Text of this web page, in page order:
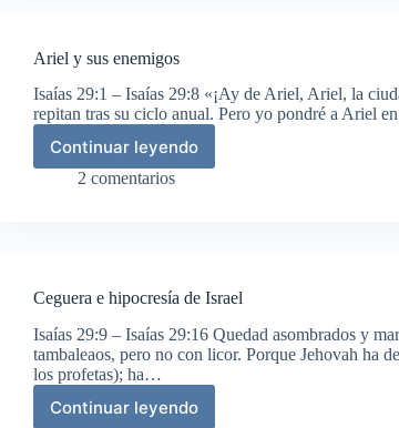
Ariel y sus enemigos
Isaías 29:1 – Isaías 29:8 «¡Ay de Ariel, Ariel, la
repitan tras su ciclo anual. Pero yo pondré a Ariel
Continuar leyendo
Ariel
y
2 comentarios
Ceguera e hipocresía de Israel
Isaías 29:9 – Isaías 29:16 Quedad asombrados y
tambaleaos, pero no con licor. Porque Jehovah ha
los profetas); ha…
Continuar leyendo
Ceguera